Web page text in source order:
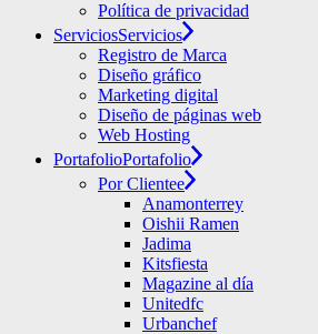
Política de privacidad
ServiciosServicios
Registro de Marca
Diseño gráfico
Marketing digital
Diseño de páginas web
Web Hosting
PortafolioPortafolio
Por Clientee
Anamonterrey
Oishii Ramen
Jadima
Kitsfiesta
Magazine al día
Unitedfc
Urbanchef